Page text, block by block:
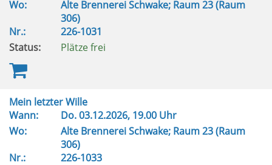
Wo:
Alte Brennerei Schwake; Raum 23 (Raum
306)
Nr.:
226-1031
Status:
Plätze frei
Mein letzter Wille
Wann:
Do.03.12.2026, 19.00 Uhr
Wo:
Alte Brennerei Schwake; Raum 23 (Raum
306)
Nr.:
226-1033